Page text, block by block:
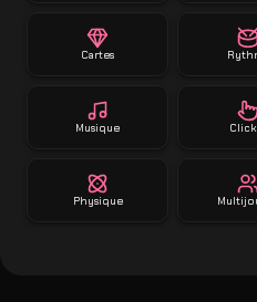
Cartes
Musique
Physique